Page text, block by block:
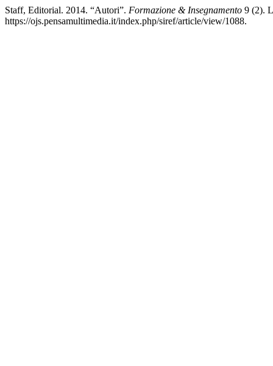
Staff, Editorial. 2014. “Autori”. Formazione & Insegnamento 9 (2).
https://ojs.pensamultimedia.it/index.php/siref/article/view/1088.